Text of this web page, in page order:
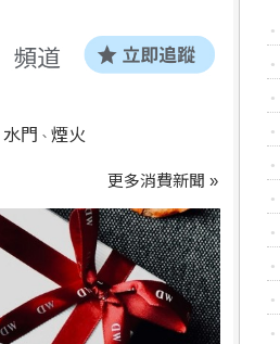
水門 、 煙火
更多消費新聞 »